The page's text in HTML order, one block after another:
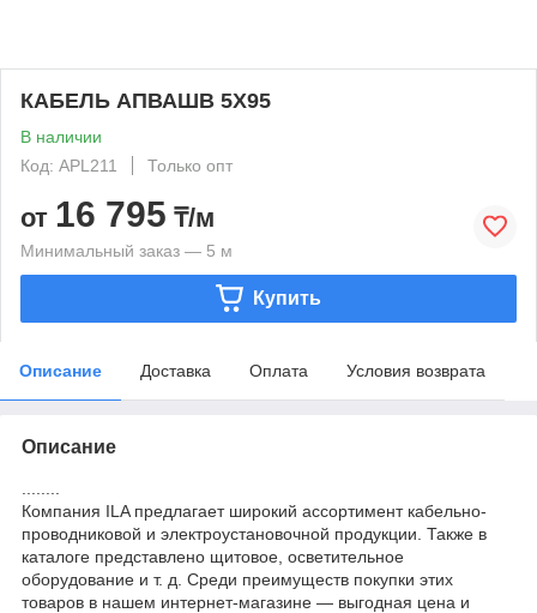
КАБЕЛЬ АПВАШВ 5Х95
В наличии
Код: APL211
Только опт
от 16 795 ₸/м
Минимальный заказ — 5 м
Купить
Описание Доставка Оплата Условия возврата
Описание
Компания ILA предлагает широкий ассортимент кабельно-
проводниковой и электроустановочной продукции. Также в
каталоге представлено щитовое, осветительное
оборудование и т. д. Среди преимуществ покупки этих
товаров в нашем интернет-магазине — выгодная цена и